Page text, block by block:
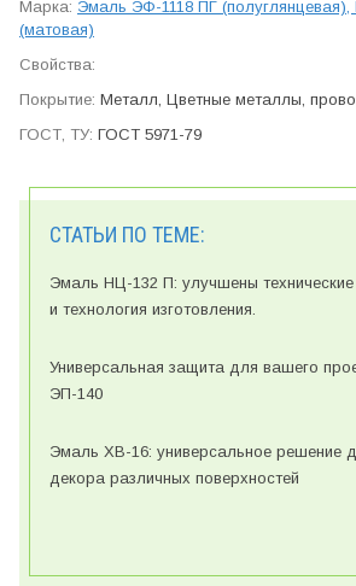
Эмаль ЭФ-1118 ПГ
(матовая)
Металл, Цветные металлы,
ГОСТ 5971-79
СТАТЬИ ПО ТЕМЕ:
Эмаль НЦ-132 П: улучшены технические
и технология изготовления.
Универсальная защита для вашего
ЭП-140
Эмаль ХВ-16: универсальное решение
декора различных поверхностей